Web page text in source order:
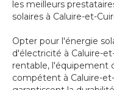
les meilleurs
solaires à Caluire-et-
Opter pour l'énergie
d'électricité à Caluire-
rentable, l'équipement
compétent à Caluire-